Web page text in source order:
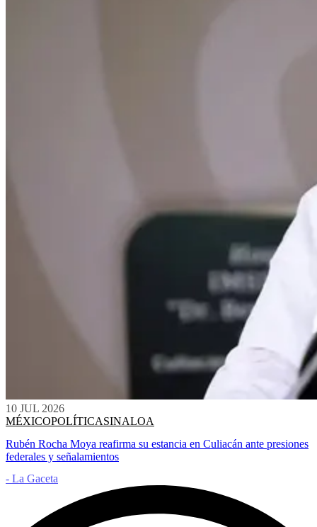
10 JUL 2026
MÉXICOPOLÍTICASINALOA
Rubén Rocha Moya reafirma su estancia en Culiacán ante presiones
federales y señalamientos
- La Gaceta